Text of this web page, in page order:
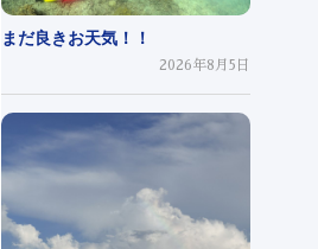
まだ良きお天気！！
2026年8月5日